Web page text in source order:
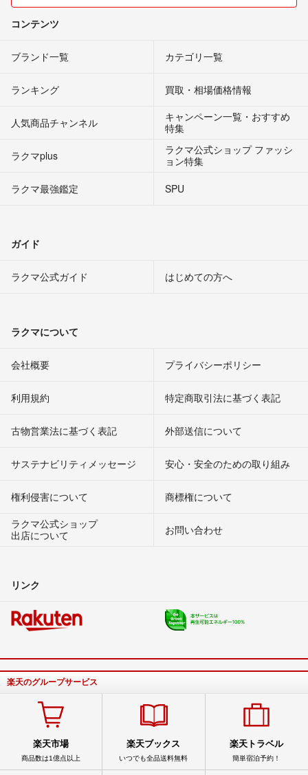
コンテンツ
ブランド一覧 カテゴリ一覧
ランキング 買取・相場価格情報
人気商品チャンネル
キャンペーン一覧・おすすめ
特集
ラクマplus
ラクマ公式ショップ ファッシ
ョン特集
ラクマ最強鑑定
SPU
ガイド
ラクマ公式ガイド はじめての方へ
ラクマについて
会社概要 プライバシーポリシー
利用規約 特定商取引法に基づく表記
古物営業法に基づく表記 外部送信について
サステナビリティメッセージ 安心・安全のための取り組み
権利侵害について
商標権について
ラクマ公式ショップ
出店について
お問い合わせ
リンク
楽天のグループサービス
楽天市場
商品数は1億点以上
楽天ブックス
いつでも全品送料無料
楽天トラベル
簡単宿泊予約！